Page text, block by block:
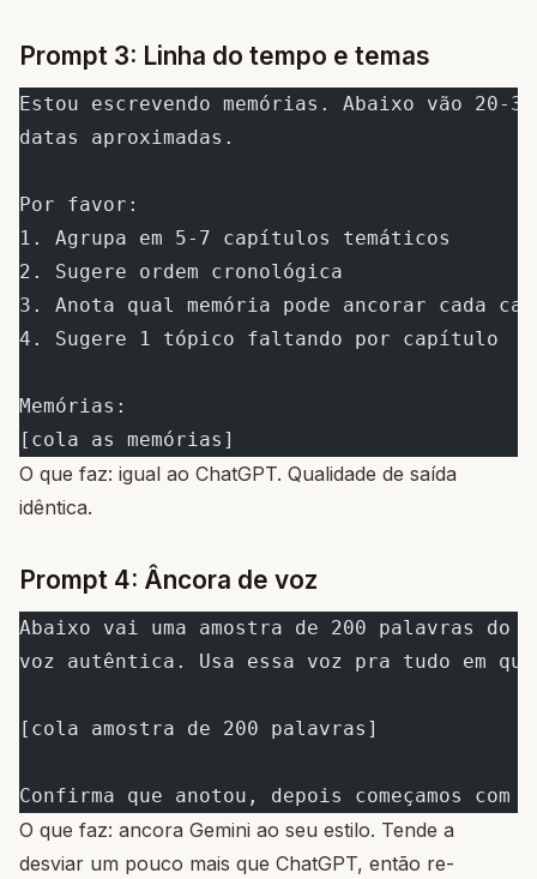
Prompt 3: Linha do tempo e temas
Estou escrevendo memórias. Abaixo vão 20-
datas aproximadas.
Por favor:
1. Agrupa em 5-7 capítulos temáticos
2. Sugere ordem cronológica
3. Anota qual memória pode ancorar cada
4. Sugere 1 tópico faltando por capítulo
Memórias:
[cola as memórias]
O que faz: igual ao ChatGPT. Qualidade de saída
idêntica.
Prompt 4: Âncora de voz
Abaixo vai uma amostra de 200 palavras do
voz autêntica. Usa essa voz pra tudo em
[cola amostra de 200 palavras]
Confirma que anotou, depois começamos com
O que faz: ancora Gemini ao seu estilo. Tende a
desviar um pouco mais que ChatGPT, então re-